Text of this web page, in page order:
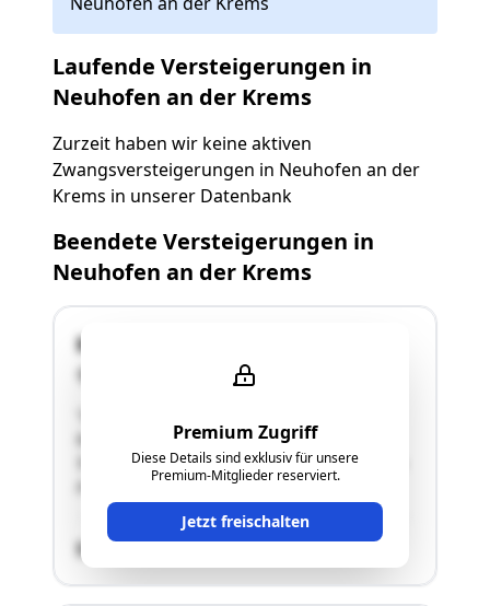
Laufende Versteigerungen in
Neuhofen an der Krems
Zurzeit haben wir keine aktiven
Zwangsversteigerungen in Neuhofen an der
Krems in unserer Datenbank
Beendete Versteigerungen in
Neuhofen an der Krems
Premium Zugriff
Diese Details sind exklusiv für unsere
Premium-Mitglieder reserviert.
Jetzt freischalten
Kremstalstraße 26
4501 Neuhofen an der Krems
Neuhofen an der Krems mit einem
Tiefgaragenabstellplatz und einem Stellplatz im
SCHÄTZWERT